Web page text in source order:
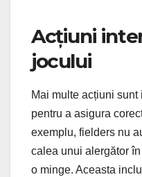
Acțiuni
jocului
Mai multe acțiuni
pentru a asigura
exemplu, fielders nu
calea unui alergător
o minge. Aceasta